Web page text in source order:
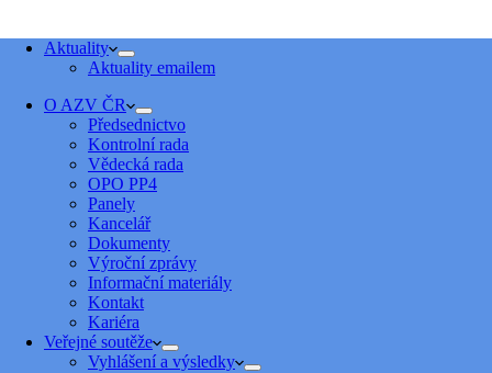
Aktuality
Aktuality emailem
O AZV ČR
Předsednictvo
Kontrolní rada
Vědecká rada
OPO PP4
Panely
Kancelář
Dokumenty
Výroční zprávy
Informační materiály
Kontakt
Kariéra
Veřejné soutěže
Vyhlášení a výsledky